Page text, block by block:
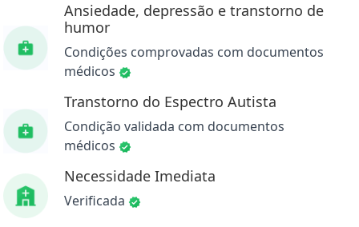
Ansiedade, depressão e transtorno de
humor
Condições comprovadas com documentos
médicos
Transtorno do Espectro Autista
Condição validada com documentos
médicos
Necessidade Imediata
Verificada